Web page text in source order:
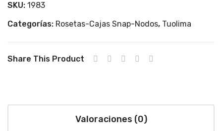
SKU: 1983
Categorías: Rosetas-Cajas Snap-Nodos, Tuolima
Share This Product
Valoraciones (0)